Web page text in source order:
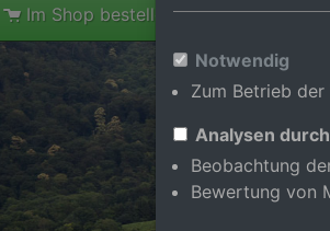
Im Shop bestellen
Notwendig
Zum Betrieb
Analysen
Beobachtung
Bewertung von